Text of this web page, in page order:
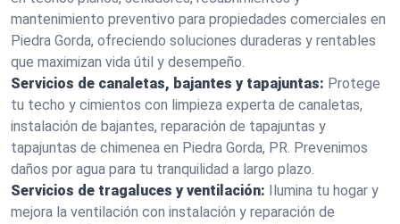
mantenimiento preventivo para propiedades comerciales en
Piedra Gorda, ofreciendo soluciones duraderas y rentables
que maximizan vida útil y desempeño.
Servicios de canaletas, bajantes y tapajuntas: Protege
tu techo y cimientos con limpieza experta de canaletas,
instalación de bajantes, reparación de tapajuntas y
tapajuntas de chimenea en Piedra Gorda, PR. Prevenimos
daños por agua para tu tranquilidad a largo plazo.
Servicios de tragaluces y ventilación: Ilumina tu hogar y
mejora la ventilación con instalación y reparación de